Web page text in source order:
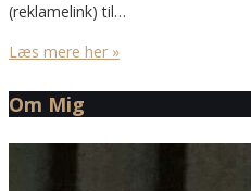
(reklamelink) til…
Læs mere her »
Om Mig